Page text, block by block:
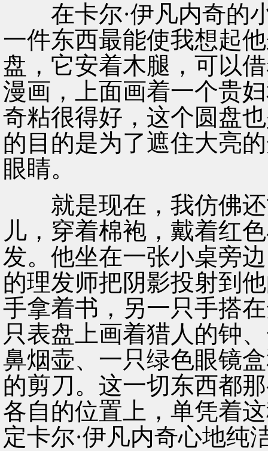
在卡尔·伊凡内奇的
一件东西最能使我想起
盘，它安着木腿，可以
漫画，上面画着一个贵
奇粘很得好，这个圆盘
的目的是为了遮住大亮
眼睛。
就是现在，我仿佛还
儿，穿着棉袍，戴着红
发。他坐在一张小桌旁
的理发师把阴影投射到
手拿着书，另一只手搭
只表盘上画着猎人的钟
鼻烟壶、一只绿色眼镜
的剪刀。这一切东西都
各自的位置上，单凭着
定卡尔·伊凡内奇心地纯